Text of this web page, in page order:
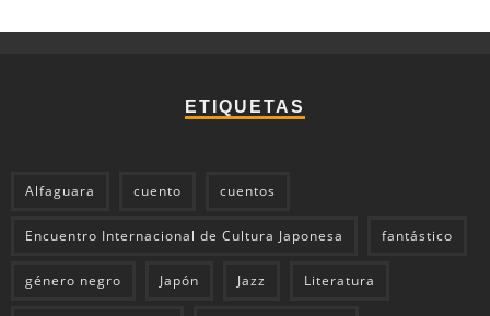
ETIQUETAS
Alfaguara cuento cuentos
Encuentro Internacional de Cultura Japonesa fantástico
género negro Japón Jazz Literatura